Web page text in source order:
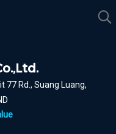
77 Rd., Suang Luang,